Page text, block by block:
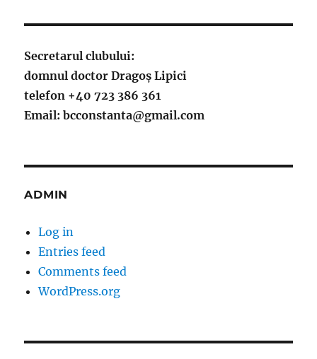
Secretarul clubului:
domnul doctor Dragoș Lipici
telefon +40 723 386 361
Email: bcconstanta@gmail.com
ADMIN
Log in
Entries feed
Comments feed
WordPress.org